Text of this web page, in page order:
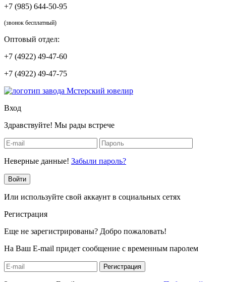
+7 (985) 644-50-95
(звонок бесплатный)
Оптовый отдел:
+7 (4922) 49-47-60
+7 (4922) 49-47-75
Вход
Здравствуйте! Мы рады встрече
Неверные данные! Забыли пароль?
Войти
Или используйте свой аккаунт в социальных сетях
Регистрация
Еще не зарегистрированы? Добро пожаловать!
На Ваш E-mail придет сообщение с временным паролем
Регистрация